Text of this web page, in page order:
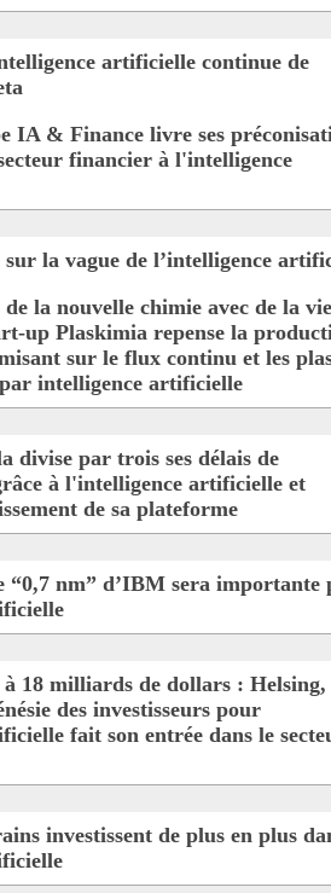
artificielle continue de
IA & Finance livre ses
financier à l'intelligence
la vague de l’intelligence
la nouvelle chimie avec de la
up Plaskimia repense la
sur le flux continu et les
intelligence artificielle
divise par trois ses délais de
à l'intelligence artificielle et
de sa plateforme
“0,7 nm” d’IBM sera importante
18 milliards de dollars : Helsing,
des investisseurs pour
fait son entrée dans le
investissent de plus en plus